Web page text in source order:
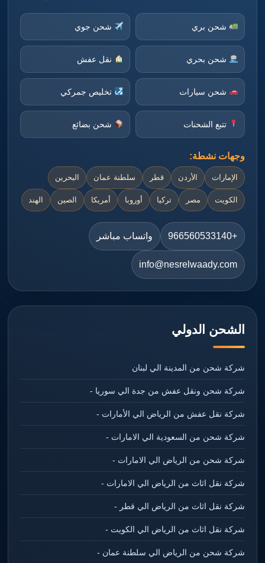
شحن بري شحن جوي
شحن بحري نقل عفش
شحن سيارات تخليص جمركي
تتبع الشحنات شحن بضائع
وجهات نشطة:
الإمارات الأردن قطر سلطنة عمان البحرين
الكويت مصر تركيا أوروبا أمريكا الصين الهند
+966560533140 واتساب مباشر
info@nesrelwaady.com
الشحن الدولي
شركة شحن من المدينة الي لبنان
شركة شحن ونقل عفش من جدة الي سوريا -
شركة نقل عفش من الرياض الي الأمارات -
شركة شحن من السعودية الي الامارات -
شركة شحن من الرياض الي الامارات -
شركة نقل اثاث من الرياض الي الامارات -
شركة نقل اثاث من الرياض الي قطر -
شركة نقل اثاث من الرياض الي الكويت -
شركة شحن من الرياض الي سلطنة عمان -